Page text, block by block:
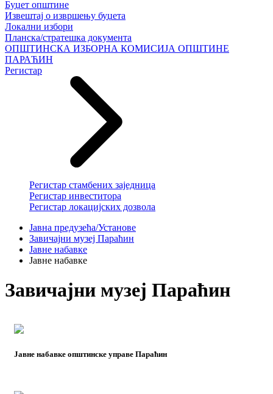
Буџет општине
Извештај о извршењу буџета
Локални избори
Планска/стратешка документа
ОПШТИНСКА ИЗБОРНА КОМИСИЈА ОПШТИНЕ
ПАРАЋИН
Регистар
Регистар стамбених заједница
Регистар инвеститора
Регистар локацијских дозвола
Јавна предузећа/Установе
Завичајни музеј Параћин
Јавне набавке
Јавне набавке
Завичајни музеј Параћин
Јавне набавке општинске управе Параћин